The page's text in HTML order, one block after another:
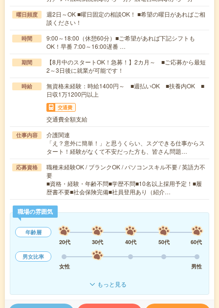
曜日頻度
週2日～OK ■曜日固定の相談OK！ ■希望の曜日があればご相
談ください！
時間
9:00～18:00（休憩60分）■ご希望があれば下記シフトも
OK！早番 7:00～16:00遅番 …
期間
【8月中のスタートOK！急募！】2カ月～ ■ご応募から最短
2～3日後に就業が可能です！
時給
無資格未経験：時給1400円～ ■週払いOK ■扶養内OK ■
日収1万1200円以上
交通費
交通費全額支給
仕事内容
介護関連
「え？意外に簡単！」と思うくらい、スグできる仕事からス
タート！経験がなくて不安だった方も、皆さん問題…
応募資格
職種未経験OK / ブランクOK / パソコンスキル不要 / 英語力不
要
■資格・経験・年齢不問■学歴不問■10名以上採用予定！■履
歴書不要■社会保険完備■社員登用あり（紹介…
職場の雰囲気
年齢層
20代
30代 40代 50代
60代
男女比率
女性
男性
もっと見る